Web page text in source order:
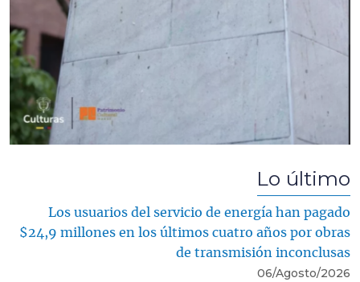
Lo último
Los usuarios del servicio de energía han pagado
$24,9 millones en los últimos cuatro años por obras
de transmisión inconclusas
06/Agosto/2026